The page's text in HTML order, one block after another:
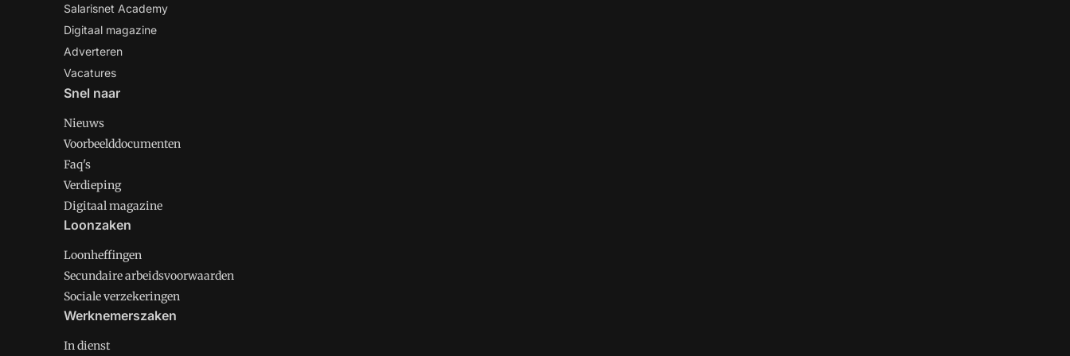
Salarisnet Academy
Digitaal magazine
Adverteren
Vacatures
Snel naar
Nieuws
Voorbeelddocumenten
Faq's
Verdieping
Digitaal magazine
Loonzaken
Loonheffingen
Secundaire arbeidsvoorwaarden
Sociale verzekeringen
Werknemerszaken
In dienst